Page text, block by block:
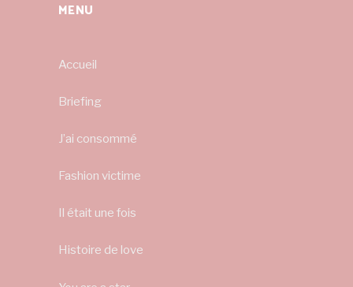
MENU
Accueil
Briefing
J’ai consommé
Fashion victime
Il était une fois
Histoire de love